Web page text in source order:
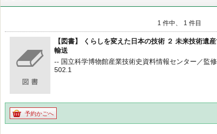
1 件中、 1 件目
【図書】 くらしを変えた日本の技術 ２ 未来技術遺
輸送
-- 国立科学博物館産業技術史資料情報センター／監
502.1
予約かごへ